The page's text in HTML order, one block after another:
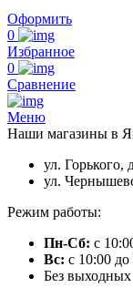
Оформить
0
Избранное
0
Сравнение
Меню
Наши магазины в
ул. Горького,
ул.
Режим работы:
Пн-Сб: с
Вс: с 10:00 до
Без выходных